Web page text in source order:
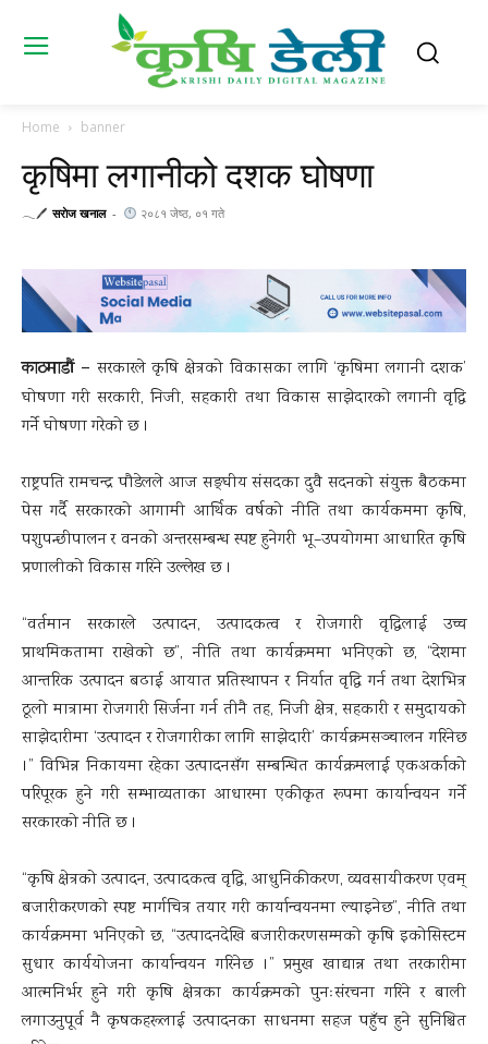
Home banner
कृषिमा लगानीको दशक घोषणा
𓂃🖊 सराेज खनाल - २०८१ जेष्ठ, ०१ गते
काठमाडौं – सरकारले कृषि क्षेत्रको विकासका लागि ‘कृषिमा लगानी दशक’
घोषणा गरी सरकारी, निजी, सहकारी तथा विकास साझेदारको लगानी वृद्धि
गर्ने घोषणा गरेको छ ।
राष्ट्रपति रामचन्द्र पौडेलले आज सङ्घीय संसदका दुवै सदनको संयुक्त बैठकमा
पेस गर्दै सरकारको आगामी आर्थिक वर्षको नीति तथा कार्यकममा कृषि,
पशुपन्छीपालन र वनको अन्तरसम्बन्ध स्पष्ट हुनेगरी भू–उपयोगमा आधारित कृषि
प्रणालीको विकास गरिने उल्लेख छ ।
“वर्तमान सरकारले उत्पादन, उत्पादकत्व र रोजगारी वृद्धिलाई उच्च
प्राथमिकतामा राखेको छ”, नीति तथा कार्यक्रममा भनिएको छ, “देशमा
आन्तरिक उत्पादन बढाई आयात प्रतिस्थापन र निर्यात वृद्धि गर्न तथा देशभित्र
ठूलो मात्रामा रोजगारी सिर्जना गर्न तीनै तह, निजी क्षेत्र, सहकारी र समुदायको
साझेदारीमा ‘उत्पादन र रोजगारीका लागि साझेदारी’ कार्यक्रमसञ्चालन गरिनेछ
।” विभिन्न निकायमा रहेका उत्पादनसँग सम्बन्धित कार्यक्रमलाई एकअर्काको
परिपूरक हुने गरी सम्भाव्यताका आधारमा एकीकृत रूपमा कार्यान्वयन गर्ने
सरकारको नीति छ ।
“कृषि क्षेत्रको उत्पादन, उत्पादकत्व वृद्धि, आधुनिकीकरण, व्यवसायीकरण एवम्
बजारीकरणको स्पष्ट मार्गचित्र तयार गरी कार्यान्वयनमा ल्याइनेछ”, नीति तथा
कार्यक्रममा भनिएको छ, “उत्पादनदेखि बजारीकरणसम्मको कृषि इकोसिस्टम
सुधार कार्ययोजना कार्यान्वयन गरिनेछ ।” प्रमुख खाद्यान्न तथा तरकारीमा
आत्मनिर्भर हुने गरी कृषि क्षेत्रका कार्यक्रमको पुनःसंरचना गरिने र बाली
लगाउनुपूर्व नै कृषकहरूलाई उत्पादनका साधनमा सहज पहुँच हुने सुनिश्चित